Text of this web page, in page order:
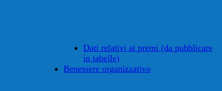
Dati relativi ai premi (da pubblicare
in tabelle)
Benessere organizzativo